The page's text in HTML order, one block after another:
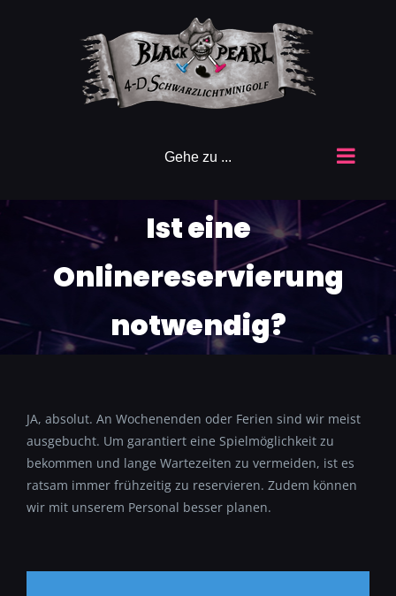
Gehe zu ...
Ist eine
Onlinereservierung
notwendig?
JA, absolut. An Wochenenden oder Ferien sind wir meist
ausgebucht. Um garantiert eine Spielmöglichkeit zu
bekommen und lange Wartezeiten zu vermeiden, ist es
ratsam immer frühzeitig zu reservieren. Zudem können
wir mit unserem Personal besser planen.